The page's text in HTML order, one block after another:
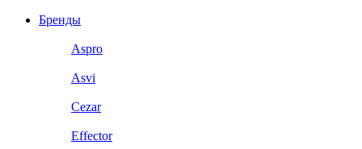
Бренды
Aspro
Asvi
Cezar
Effector